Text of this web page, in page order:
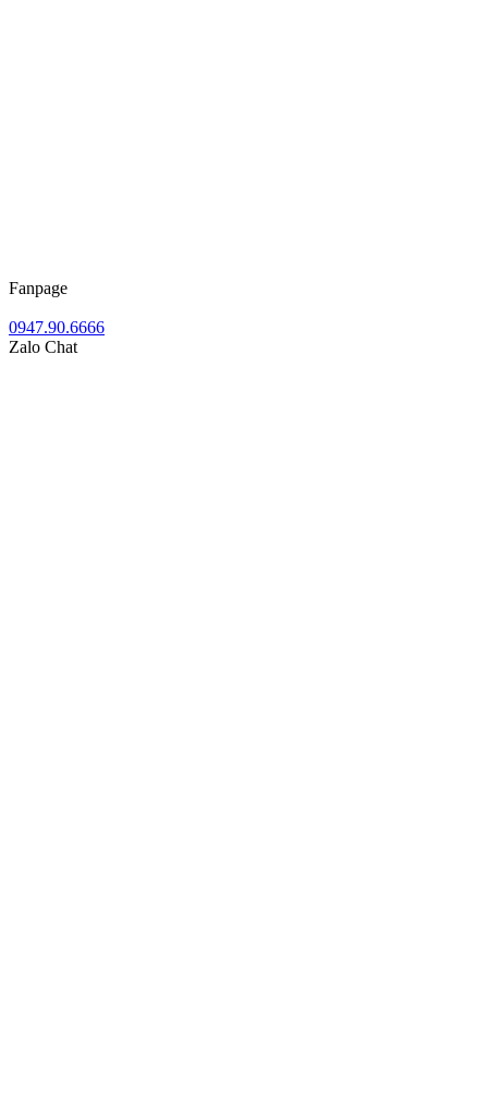
Fanpage
0947.90.6666
Zalo Chat